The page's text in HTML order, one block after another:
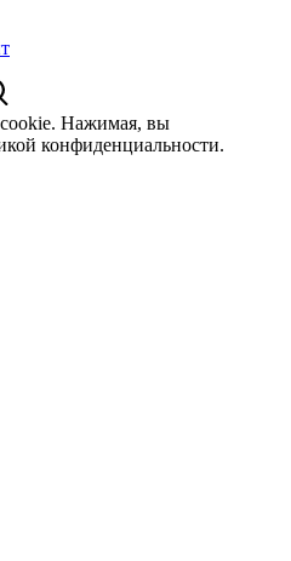
cookie. Нажимая, вы
конфиденциальности.